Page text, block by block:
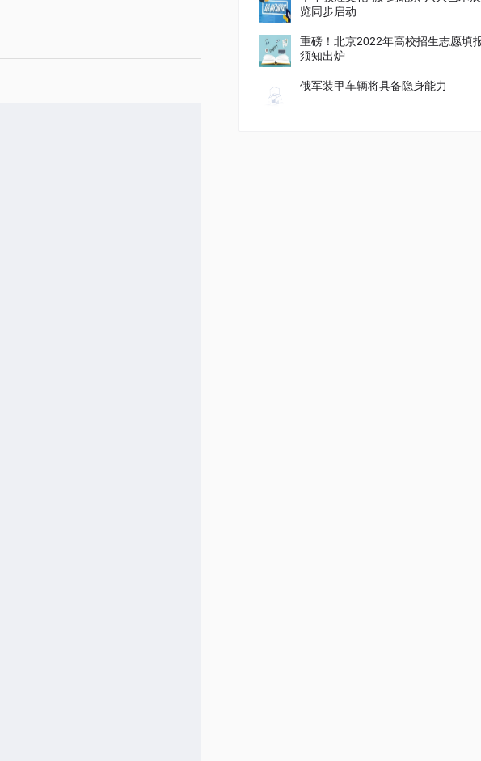
览同步启动
重磅！北京2022年高校招生志愿填
须知出炉
俄军装甲车辆将具备隐身能力